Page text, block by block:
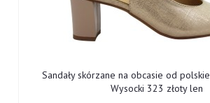
Sandały skórzane na obcasie od
Wysocki 323 złoty len